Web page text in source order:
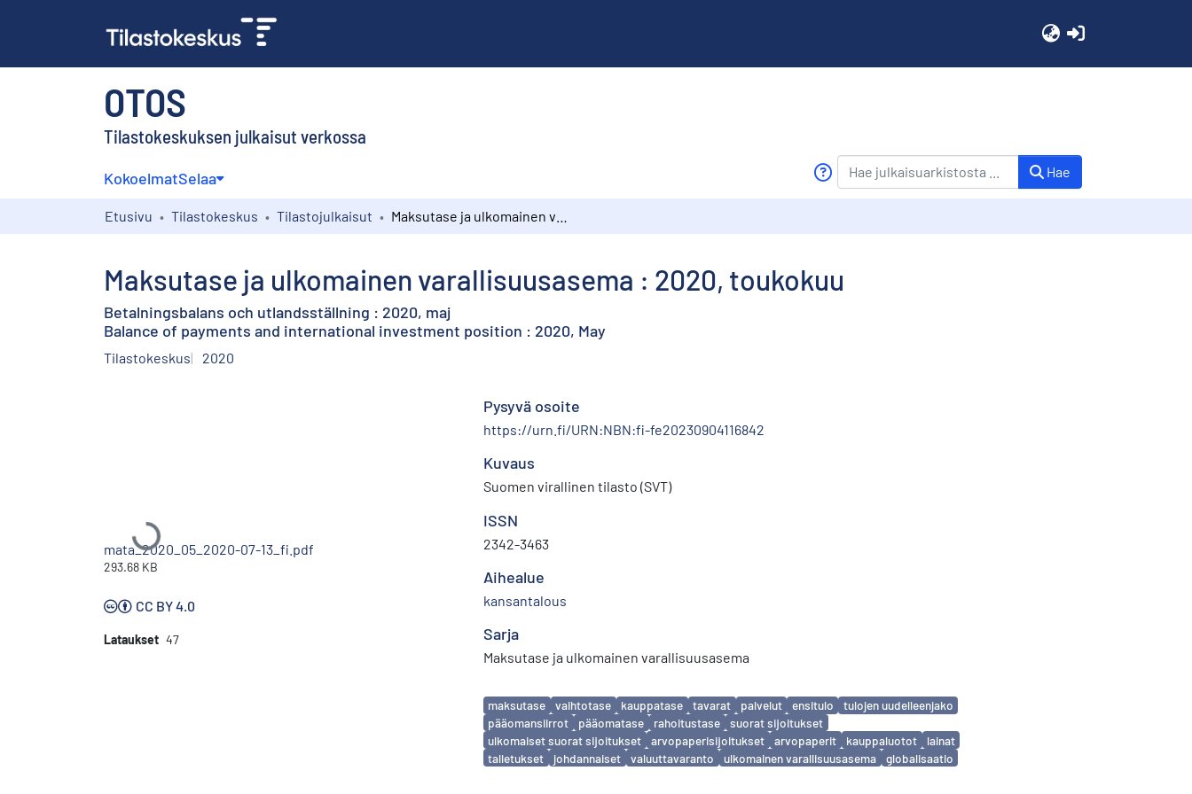
OTOS
Tilastokeskuksen julkaisut verkossa
KokoelmatSelaa Hae
Etusivu Tilastokeskus Tilastojulkaisut
Maksutase ja ulkomainen varallisuusasema : 2020, toukokuu
Betalningsbalans och utlandsställning : 2020, maj
Balance of payments and international investment position : 2020, May
Tilastokeskus 2020
Ladataan...
mata_2020_05_2020-07-13_fi.pdf
293.68 KB
CC BY 4.0
Lataukset 47
Pysyvä osoite
https://urn.fi/URN:NBN:fi-fe20230904116842
Kuvaus
Suomen virallinen tilasto (SVT)
ISSN
2342-3463
Aihealue
kansantalous
Sarja
Maksutase ja ulkomainen varallisuusasema
Avainsanat
maksutase vaihtotase kauppatase tavarat palvelut ensitulo
tulojen uudelleenjako
pääomansiirrot
pääomatase rahoitustase
suorat sijoitukset
ulkomaiset suorat sijoitukset
arvopaperisijoitukset arvopaperit kauppaluotot
lainat
talletukset
johdannaiset valuuttavaranto ulkomainen varallisuusasema globalisaatio